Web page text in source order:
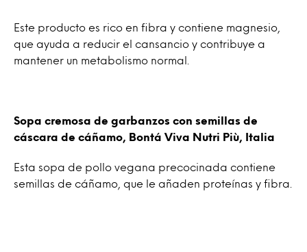
Este producto es rico en fibra y contiene magnesio,
que ayuda a reducir el cansancio y contribuye a
mantener un metabolismo normal.
Sopa cremosa de garbanzos con semillas de
cáscara de cáñamo, Bontá Viva Nutri Più, Italia
Esta sopa de pollo vegana precocinada contiene
semillas de cáñamo, que le añaden proteínas y fibra.